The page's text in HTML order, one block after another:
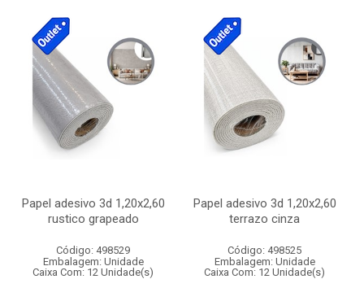
Papel adesivo 3d 1,20x2,60
rustico grapeado
Código: 498529
Embalagem: Unidade
Caixa Com: 12 Unidade(s)
Papel adesivo 3d 1,20x2,60
terrazo cinza
Código: 498525
Embalagem: Unidade
Caixa Com: 12 Unidade(s)